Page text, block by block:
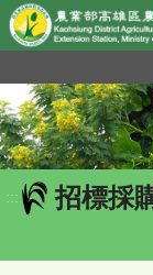
網頁置頂
到
主
要
內
容
區
::: 招標採